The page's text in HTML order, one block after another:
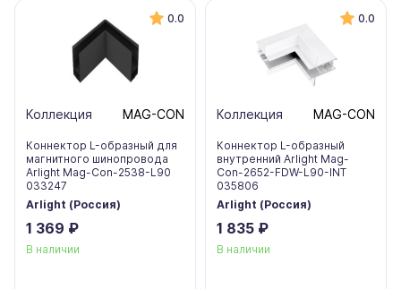
0.0
Коллекция MAG-CON
Коннектор L-образный для
магнитного шинопровода
Arlight Mag-Con-2538-L90
033247
Arlight (Россия)
1 369 ₽
В наличии
0.0
Коллекция MAG-CON
Коннектор L-образный
внутренний Arlight Mag-
Con-2652-FDW-L90-INT
035806
Arlight (Россия)
1 835 ₽
В наличии